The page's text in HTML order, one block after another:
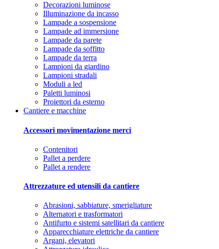
Decorazioni luminose
Illuminazione da incasso
Lampade a sospensione
Lampade ad immersione
Lampade da parete
Lampade da soffitto
Lampade da terra
Lampioni da giardino
Lampioni stradali
Moduli a led
Paletti luminosi
Proiettori da esterno
Cantiere e macchine
Accessori movimentazione merci
Contenitori
Pallet a perdere
Pallet a rendere
Attrezzature ed utensili da cantiere
Abrasioni, sabbiature, smerigliature
Alternatori e trasformatori
Antifurto e sistemi satellitari da cantiere
Apparecchiature elettriche da cantiere
Argani, elevatori